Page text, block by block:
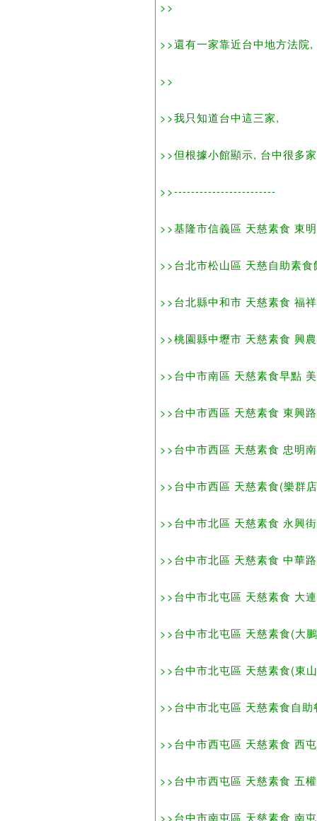
>>
>>還有一家靠近台中地方法院
>>
>>我只知道台中這三家,
>>但根據小館顯示, 台中很多
>>------------------------
>>基隆市信義區 天慈素食 東
>>台北市松山區 天慈自助素
>>台北縣中和市 天慈素食 福
>>桃園縣中壢市 天慈素食 興
>>台中市南區 天慈素食早點
>>台中市西區 天慈素食 東興
>>台中市西區 天慈素食 忠明
>>台中市西區 天慈素食(樂群
>>台中市北區 天慈素食 永興
>>台中市北區 天慈素食 中華
>>台中市北屯區 天慈素食 大
>>台中市北屯區 天慈素食(大
>>台中市北屯區 天慈素食(東
>>台中市北屯區 天慈素食自
>>台中市西屯區 天慈素食 西
>>台中市西屯區 天慈素食 五
>>台中市南屯區 天慈素食 南